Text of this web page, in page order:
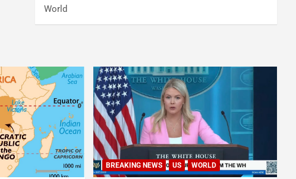
World
BREAKING NEWS US WORLD